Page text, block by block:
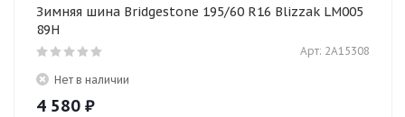
Зимняя шина Bridgestone 195/60 R16 Blizzak LM005
89H
Арт: 2A15308
Нет в наличии
4 580 ₽